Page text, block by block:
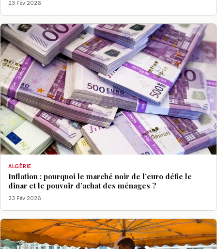
23 Fév 2026
ALGÉRIE
Inflation : pourquoi le marché noir de l’euro défie le
dinar et le pouvoir d’achat des ménages ?
23 Fév 2026